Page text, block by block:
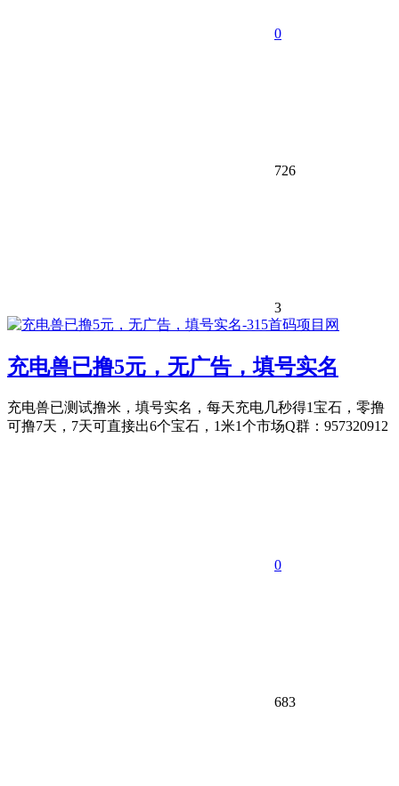
0
726
3
充电兽已撸5元，无广告，填号实名
充电兽已测试撸米，填号实名，每天充电几秒得1宝石，零撸
可撸7天，7天可直接出6个宝石，1米1个市场Q群：957320912
0
683